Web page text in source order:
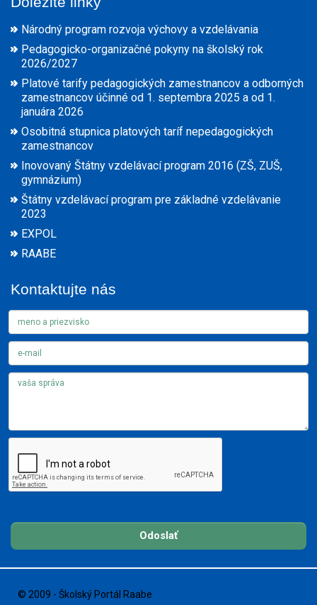
Národný program rozvoja výchovy a vzdelávania
Pedagogicko-organizačné pokyny na školský rok
2026/2027
Platové tarify pedagogických zamestnancov a odborných
zamestnancov účinné od 1. septembra 2025 a od 1.
januára 2026
Osobitná stupnica platových taríf nepedagogických
zamestnancov
Inovovaný Štátny vzdelávací program 2016 (ZŠ, ZUŠ,
gymnázium)
Štátny vzdelávací program pre základné vzdelávanie
2023
EXPOL
RAABE
Kontaktujte nás
Odoslať
© 2009 - Školský Portál Raabe